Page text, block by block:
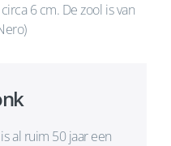
6 cm. De zool is van
al ruim 50 jaar een